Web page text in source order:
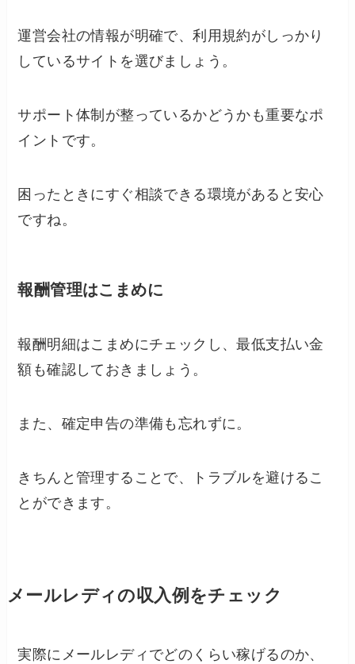
運営会社の情報が明確で、利用規約がしっかり
しているサイトを選びましょう。
サポート体制が整っているかどうかも重要なポ
イントです。
困ったときにすぐ相談できる環境があると安心
ですね。
報酬管理はこまめに
報酬明細はこまめにチェックし、最低支払い金
額も確認しておきましょう。
また、確定申告の準備も忘れずに。
きちんと管理することで、トラブルを避けるこ
とができます。
メールレディの収入例をチェック
実際にメールレディでどのくらい稼げるのか、